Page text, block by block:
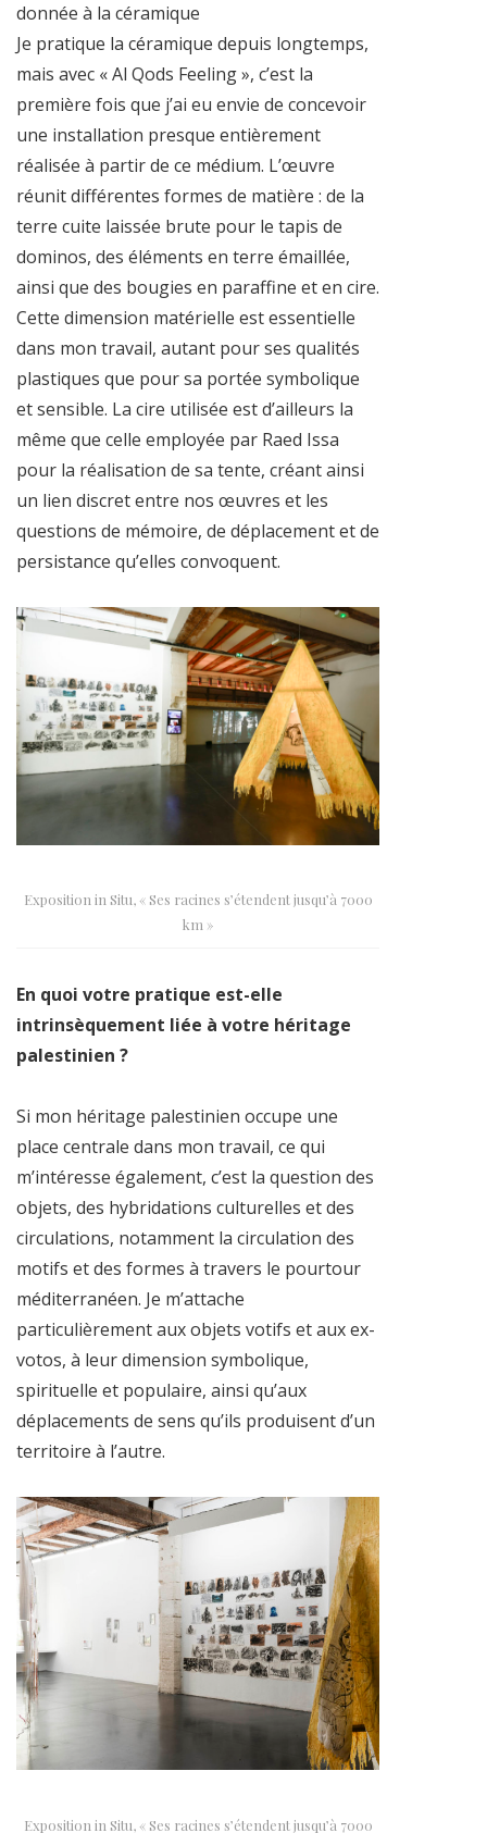
donnée à la céramique
Je pratique la céramique depuis longtemps,
mais avec « Al Qods Feeling », c’est la
première fois que j’ai eu envie de concevoir
une installation presque entièrement
réalisée à partir de ce médium. L’œuvre
réunit différentes formes de matière : de la
terre cuite laissée brute pour le tapis de
dominos, des éléments en terre émaillée,
ainsi que des bougies en paraffine et en cire.
Cette dimension matérielle est essentielle
dans mon travail, autant pour ses qualités
plastiques que pour sa portée symbolique
et sensible. La cire utilisée est d’ailleurs la
même que celle employée par Raed Issa
pour la réalisation de sa tente, créant ainsi
un lien discret entre nos œuvres et les
questions de mémoire, de déplacement et de
persistance qu’elles convoquent.
Exposition in Situ, « Ses racines s’étendent jusqu’à 7000
km »
En quoi votre pratique est-elle
intrinsèquement liée à votre héritage
palestinien ?
Si mon héritage palestinien occupe une
place centrale dans mon travail, ce qui
m’intéresse également, c’est la question des
objets, des hybridations culturelles et des
circulations, notamment la circulation des
motifs et des formes à travers le pourtour
méditerranéen. Je m’attache
particulièrement aux objets votifs et aux ex-
votos, à leur dimension symbolique,
spirituelle et populaire, ainsi qu’aux
déplacements de sens qu’ils produisent d’un
territoire à l’autre.
Exposition in Situ, « Ses racines s’étendent jusqu’à 7000